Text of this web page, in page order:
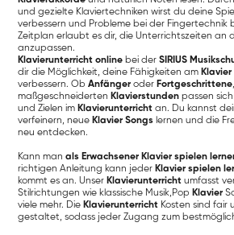
und gezielte Klaviertechniken wirst du deine
verbessern und Probleme bei der Fingertechnik
Zeitplan erlaubt es dir, die Unterrichtszeiten an
anzupassen.
Klavierunterricht online bei derSIRIUS
dir die Möglichkeit, deine Fähigkeiten am Klavier
verbessern. ObAnfänger oder Fortgeschrittene
maßgeschneiderten Klavierstunden passen
und Zielen im Klavierunterricht an. Du kannst
verfeinern, neue Klavier Songs lernen und die
neu entdecken.
Kann manals Erwachsener Klavier spielen
richtigen Anleitung kann jeder Klavier spielen
kommt es an. Unser Klavierunterricht umfasst
Stilrichtungen wie klassische Musik,Pop Klavier
viele mehr. Die Klavierunterricht Kosten sind fair
gestaltet, sodass jeder Zugang zum